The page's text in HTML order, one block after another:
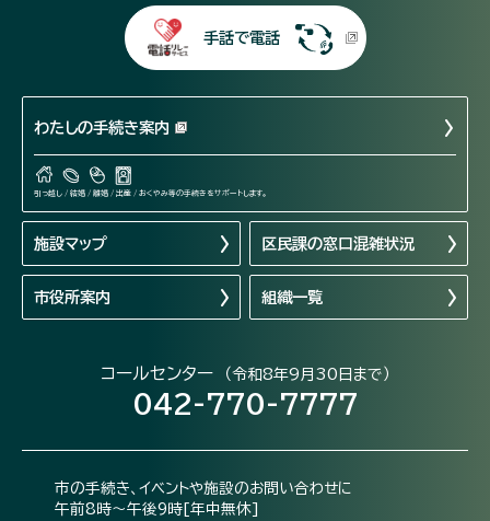
手話で電話
わたしの手続き案内
引っ越し / 結婚 / 離婚 / 出産 / おくやみ等の手続きをサポートします。
施設マップ 区民課の窓口混雑状況
市役所案内 組織一覧
コールセンター （令和8年9月30日まで）
042-770-7777
市の手続き、イベントや施設のお問い合わせに
午前8時～午後9時[年中無休]